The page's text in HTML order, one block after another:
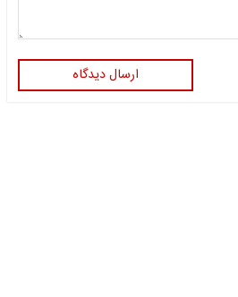
ارسال دیدگاه